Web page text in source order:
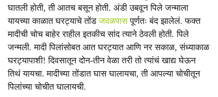
घातली होती, ती आतच बसून होती. अंडी उबवून पिले जन्माला
यायच्या काळात घरट्याचे तोंडजवळपासपूर्णतः बंद झालेलं. फक्त
मादीची चोच बाहेर राहील इतकीच सांद त्याने ठेवली होती. पिले
जन्मली. मादी पिलांसोबत आत घरट्यात आणि नर सकाळ, संध्याकाळ
घरट्यापाशी! दिवसातून दोन-तीन वेळा तरी तो त्यांचं खाद्य घेऊन
तिथं यायचा. मादीच्या तोंडात घास घालायचा, ती आपल्या चोचीतून
पिलांच्या चोचीत घालायची.